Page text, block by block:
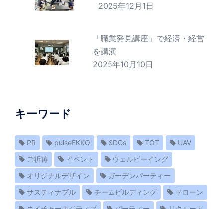
2025年12月1日
「職業発見講座」で経済・経営
を講演
2025年10月10日
キーワード
PR pulseEKKO SDGs TOT
UAV
ご祈祷
イベント
ウェルビーイング
オリジナルデザイン
ガーデンパーティー
サスティナブル
チームビルディング
ドローン